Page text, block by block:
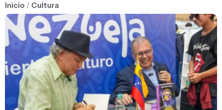
Inicio / Cultura